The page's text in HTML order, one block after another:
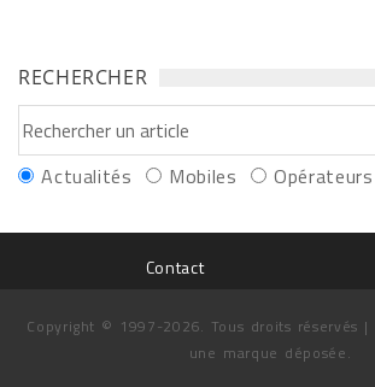
RECHERCHER
Actualités Mobiles Opérateurs
Contact
Copyright © 1997-2026. Tous droits réservés |
une marque déposée.